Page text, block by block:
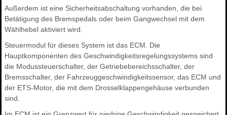
Außerdem ist eine Sicherheitsabschaltung vorhanden, die bei
Betätigung des Bremspedals oder beim Gangwechsel mit dem
Wählhebel aktiviert wird.
Steuermodul für dieses System ist das ECM. Die
Hauptkomponenten des Geschwindigkeitsregelungssystems sind
die Modussteuerschalter, der Getriebebereichsschalter, der
Bremsschalter, der Fahrzeuggeschwindigkeitssensor, das ECM und
der ETS-Motor, die mit dem Drosselklappengehäuse verbunden
sind.